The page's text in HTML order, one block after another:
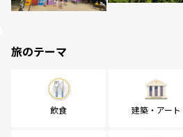
旅のテーマ
飲食 建築・アート